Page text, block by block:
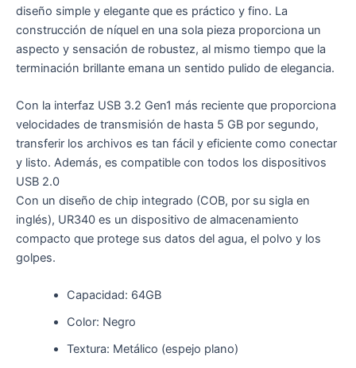
diseño simple y elegante que es práctico y fino. La
construcción de níquel en una sola pieza proporciona un
aspecto y sensación de robustez, al mismo tiempo que la
terminación brillante emana un sentido pulido de elegancia.
Con la interfaz USB 3.2 Gen1 más reciente que proporciona
velocidades de transmisión de hasta 5 GB por segundo,
transferir los archivos es tan fácil y eficiente como conectar
y listo. Además, es compatible con todos los dispositivos
USB 2.0
Con un diseño de chip integrado (COB, por su sigla en
inglés), UR340 es un dispositivo de almacenamiento
compacto que protege sus datos del agua, el polvo y los
golpes.
Capacidad: 64GB
Color: Negro
Textura: Metálico (espejo plano)